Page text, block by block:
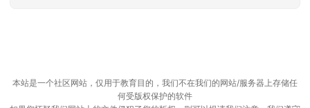
本站是一个社区网站，仅用于教育目的，我们不在我们的网站/服务器上存储任
何受版权保护的软件